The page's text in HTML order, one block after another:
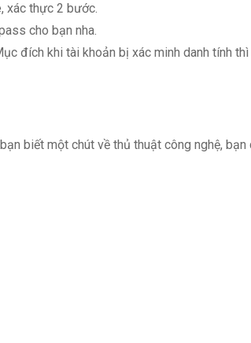
xác thực 2 bước.
cho bạn nha.
đích khi tài khoản bị xác minh danh tính
biết một chút về thủ thuật công nghệ, bạn